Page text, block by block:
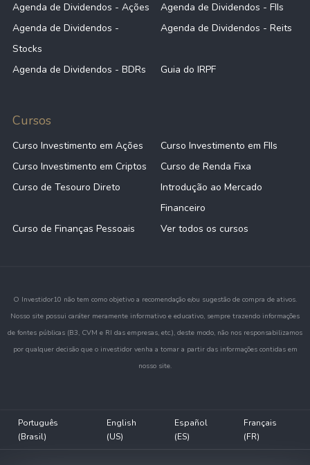
Agenda de Dividendos - Ações
Agenda de Dividendos - FIIs
Agenda de Dividendos -
Stocks
Agenda de Dividendos - Reits
Agenda de Dividendos - BDRs Guia do IRPF
Cursos
Curso Investimento em Ações
Curso Investimento em FIIs
Curso Investimento em Criptos
Curso de Renda Fixa
Curso de Tesouro Direto
Introdução ao Mercado
Financeiro
Curso de Finanças Pessoais
Ver todos os cursos
O Investidor10 não tem como objetivo a recomendação e/ou sugestão de compra de ativos.
Nosso site possui caráter meramente informativo e educativo, sempre trazendo informações
de fontes públicas (B3, CVM e RI das empresas, etc.), deste modo, não nos responsabilizamos
por qualquer decisão que o investidor venha a tomar a partir das informações contidas em
nosso site.
Português
(Brasil)
English
(US)
Español
(ES)
Français
(FR)